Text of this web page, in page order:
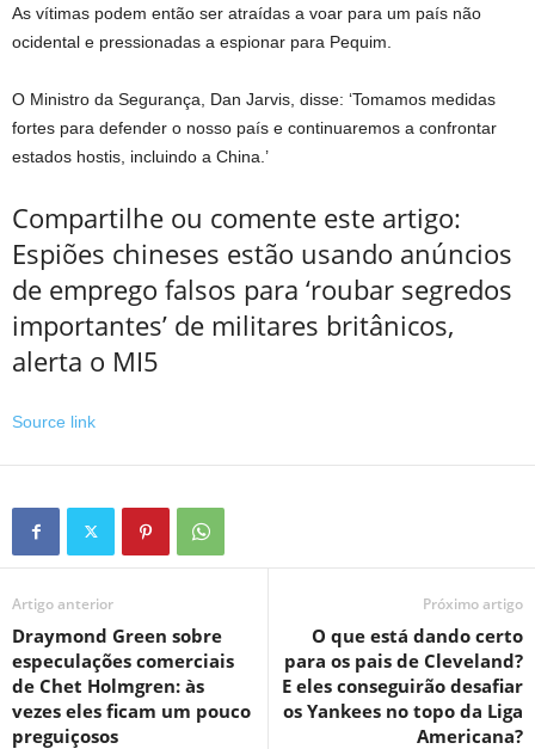
As vítimas podem então ser atraídas a voar para um país não
ocidental e pressionadas a espionar para Pequim.
O Ministro da Segurança, Dan Jarvis, disse: ‘Tomamos medidas
fortes para defender o nosso país e continuaremos a confrontar
estados hostis, incluindo a China.’
Compartilhe ou comente este artigo:
Espiões chineses estão usando anúncios
de emprego falsos para ‘roubar segredos
importantes’ de militares britânicos,
alerta o MI5
Source link
Artigo anterior
Draymond Green sobre
especulações comerciais
de Chet Holmgren: às
vezes eles ficam um pouco
preguiçosos
Próximo artigo
O que está dando certo
para os pais de Cleveland?
E eles conseguirão desafiar
os Yankees no topo da Liga
Americana?